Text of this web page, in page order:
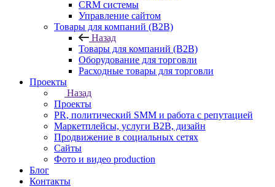
CRM системы
Управление сайтом
Товары для компаний (B2B)
Назад
Товары для компаний (B2B)
Оборудование для торговли
Расходные товары для торговли
Проекты
Назад
Проекты
PR, политический SMM и работа с репутацией
Маркетплейсы, услуги B2B, дизайн
Продвижение в социальных сетях
Сайты
Фото и видео production
Блог
Контакты